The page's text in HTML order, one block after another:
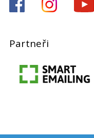
Partneři